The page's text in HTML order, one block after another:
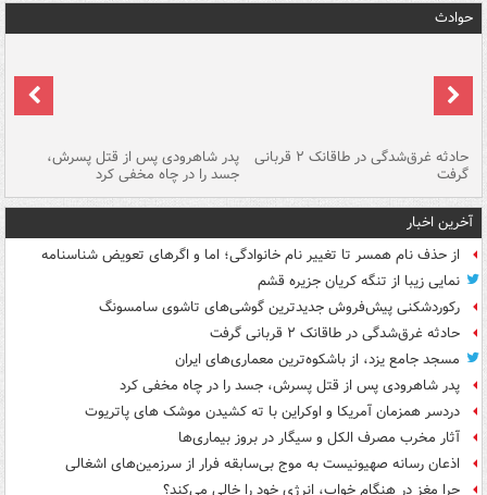
حوادث
حادثه غرق‌شدگی در طاقانک ۲ قربانی
گرفت
پدر شاهرودی پس از قتل پسرش،
جسد را در چاه مخفی کرد
آخرین اخبار
از حذف نام همسر تا تغییر نام خانوادگی؛ اما و اگرهای تعویض شناسنامه
نمایی زیبا از تنگه کریان جزیره قشم
رکوردشکنی پیش‌فروش جدیدترین گوشی‌های تاشوی سامسونگ
حادثه غرق‌شدگی در طاقانک ۲ قربانی گرفت
مسجد جامع یزد، از باشکوه‌ترین معماری‌های ایران
پدر شاهرودی پس از قتل پسرش، جسد را در چاه مخفی کرد
دردسر همزمان آمریکا و اوکراین با ته کشیدن موشک های پاتریوت
آثار مخرب مصرف الکل و سیگار در بروز بیماری‌ها
اذعان رسانه صهیونیست به موج بی‌سابقه فرار از سرزمین‌های اشغالی
چرا مغز در هنگام خواب، انرژی خود را خالی می‌کند؟